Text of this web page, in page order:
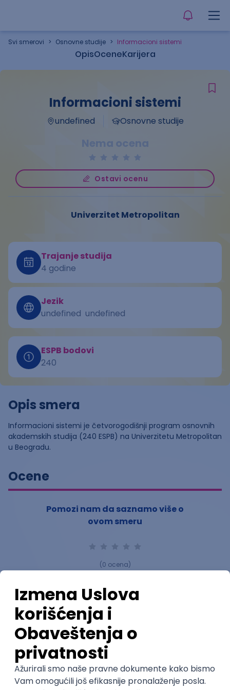
Svi smerovi > Osnovne studije > Informacioni sistemi
OpisOceneKarijera
Informacioni sistemi
undefined Osnovne studije
Nema ocena
Ostavi ocenu
Univerzitet Metropolitan
Trajanje studija
4 godine
Jezik
undefined undefined
ESPB bodovi
240
Opis smera
Informacioni sistemi je četvorogodišnji program osnovnih
akademskih studija (240 ESPB) na Univerzitetu Metropolitan
u Beogradu.
Ocene
Pomozi nam da saznamo više o
ovom smeru
(0 ocena)
Ostavi ocenu
Nastavni kadar
Karijerne mogućnosti